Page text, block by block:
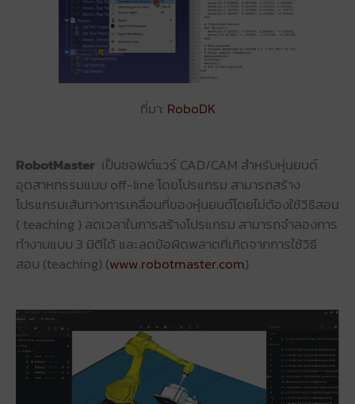
ที่มา: RoboDK
RobotMaster เป็นซอฟต์แวร์ CAD/CAM สำหรับหุ่นยนต์
อุตสาหกรรมแบบ off-line โดยโปรแกรม สามารถสร้าง
โปรแกรมเส้นทางการเคลื่อนที่ของหุ่นยนต์โดยไม่ต้องใช้วิธีสอน
( teaching ) ลดเวลาในการสร้างโปรแกรม สามารถจำลองการ
ทำงานแบบ 3 มิติได้ และลดข้อผิดพลาดที่เกิดจากการใช้วิธี
สอน (teaching) (www.robotmaster.com)